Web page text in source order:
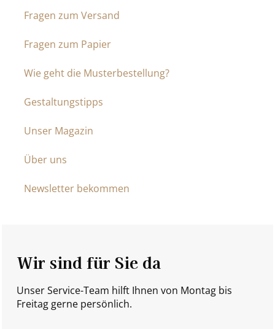
Fragen zum Versand
Fragen zum Papier
Wie geht die Musterbestellung?
Gestaltungstipps
Unser Magazin
Über uns
Newsletter bekommen
Wir sind für Sie da
Unser Service-Team hilft Ihnen von Montag bis
Freitag gerne persönlich.